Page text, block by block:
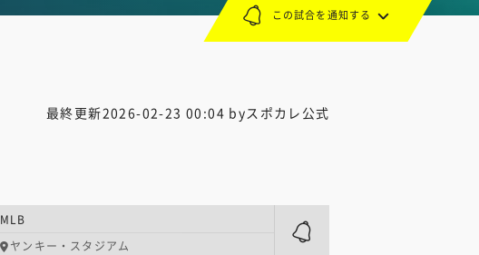
最終更新2026-02-23 00:04 byスポカレ公式
MLB
ヤンキー・スタジアム
この試合を通知する